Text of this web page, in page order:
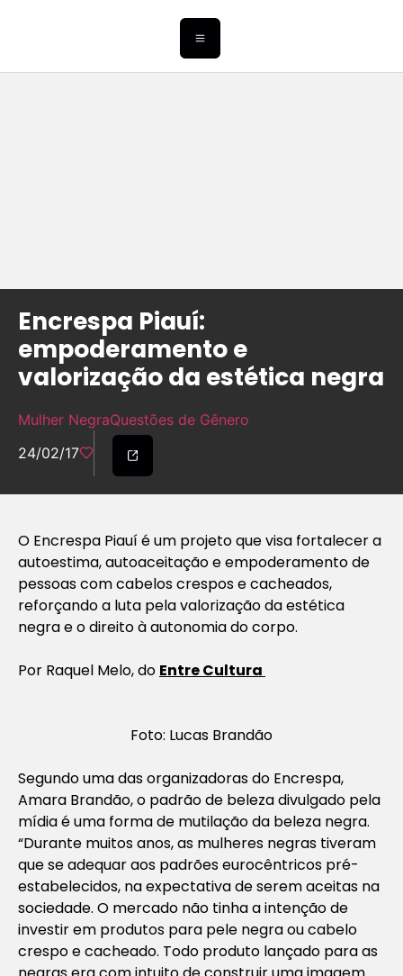
Encrespa Piauí:
empoderamento e
valorização da estética negra
Mulher NegraQuestões de Gênero
24/02/17
O Encrespa Piauí é um projeto que visa fortalecer a
autoestima, autoaceitação e empoderamento de
pessoas com cabelos crespos e cacheados,
reforçando a luta pela valorização da estética
negra e o direito à autonomia do corpo.
Por Raquel Melo, do Entre Cultura
Foto: Lucas Brandão
Segundo uma das organizadoras do Encrespa,
Amara Brandão, o padrão de beleza divulgado pela
mídia é uma forma de mutilação da beleza negra.
“Durante muitos anos, as mulheres negras tiveram
que se adequar aos padrões eurocêntricos pré-
estabelecidos, na expectativa de serem aceitas na
sociedade. O mercado não tinha a intenção de
investir em produtos para pele negra ou cabelo
crespo e cacheado. Todo produto lançado para as